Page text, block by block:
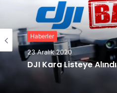
Haberler
23 Aralık 2020
DJI Kara Listeye Alındı